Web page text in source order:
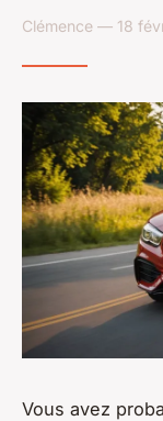
Clémence — 18
Vous avez